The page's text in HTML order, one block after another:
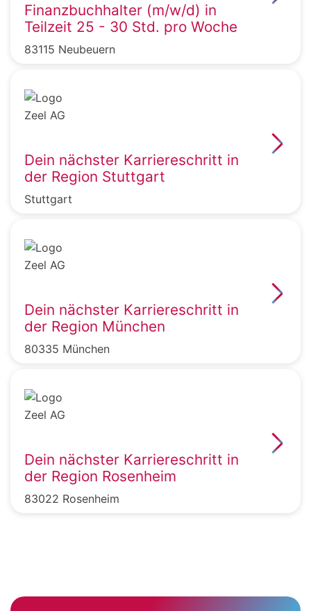
Finanzbuchhalter (m/w/d) in
Teilzeit 25 - 30 Std. pro Woche
83115 Neubeuern
Dein nächster Karriereschritt in
der Region Stuttgart
Stuttgart
Dein nächster Karriereschritt in
der Region München
80335 München
Dein nächster Karriereschritt in
der Region Rosenheim
83022 Rosenheim